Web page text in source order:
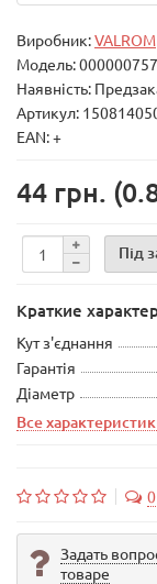
Виробник:VALROM
Модель:000000757
Наявність:
Артикул:
EAN: +
44 грн.
Під
Краткие
Кут з'єднання
Гарантія
Діаметр
Все
0
Задать
товаре